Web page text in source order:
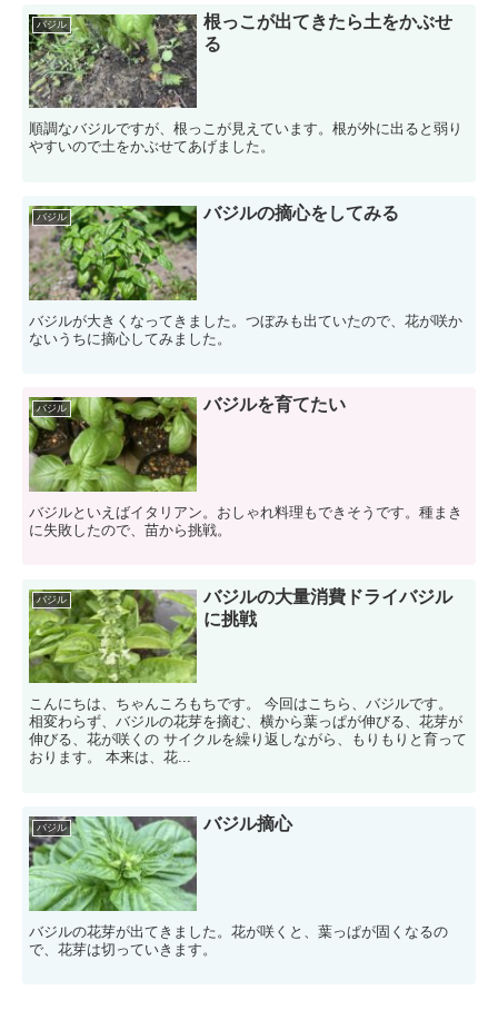
バジル
根っこが出てきたら土をかぶせ
る
順調なバジルですが、根っこが見えています。根が外に出ると弱り
やすいので土をかぶせてあげました。
バジル バジルの摘心をしてみる
バジルが大きくなってきました。つぼみも出ていたので、花が咲か
ないうちに摘心してみました。
バジル バジルを育てたい
バジルといえばイタリアン。おしゃれ料理もできそうです。種まき
に失敗したので、苗から挑戦。
バジル
バジルの大量消費ドライバジル
に挑戦
こんにちは、ちゃんころもちです。 今回はこちら、バジルです。
相変わらず、バジルの花芽を摘む、横から葉っぱが伸びる、花芽が
伸びる、花が咲くの サイクルを繰り返しながら、もりもりと育って
おります。 本来は、花...
バジル バジル摘心
バジルの花芽が出てきました。花が咲くと、葉っぱが固くなるの
で、花芽は切っていきます。